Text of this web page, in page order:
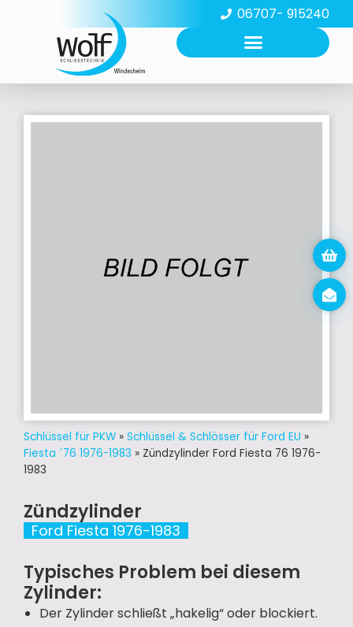
06707- 915240
Schlüssel für PKW » Schlüssel & Schlösser für Ford EU »
Fiesta ´76 1976-1983 » Zündzylinder Ford Fiesta 76 1976-
1983
Zündzylinder
Ford Fiesta 1976-1983
Typisches Problem bei diesem
Zylinder:
Der Zylinder schließt „hakelig“ oder blockiert.